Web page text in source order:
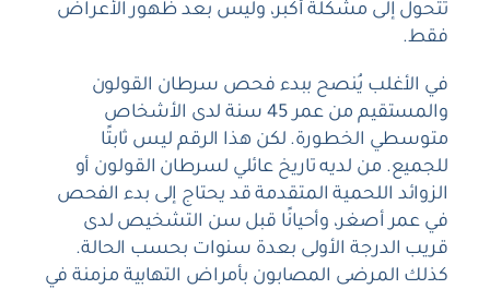
تتحول إلى مشكلة أكبر، وليس بعد ظهور الأعراض
فقط.
في الأغلب يُنصح ببدء فحص سرطان القولون
والمستقيم من عمر 45 سنة لدى الأشخاص
متوسطي الخطورة. لكن هذا الرقم ليس ثابتًا
للجميع. من لديه تاريخ عائلي لسرطان القولون أو
الزوائد اللحمية المتقدمة قد يحتاج إلى بدء الفحص
في عمر أصغر، وأحيانًا قبل سن التشخيص لدى
قريب الدرجة الأولى بعدة سنوات بحسب الحالة.
كذلك المرضى المصابون بأمراض التهابية مزمنة في